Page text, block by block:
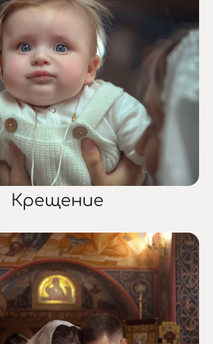
Крещение